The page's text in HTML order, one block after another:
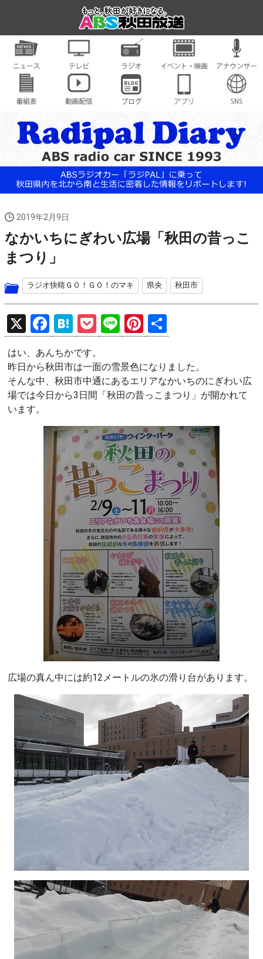
2019年2月9日
なかいちにぎわい広場「秋田の昔っこ
まつり」
ラジオ快晴ＧＯ！ＧＯ！のマキ 県央 秋田市
X
F
a
ce
b
o
k
H
at
e
n
a
P
o
ck
et
Li
n
e
Pi
nt
er
es
t
有
はい、あんちかです。
昨日から秋田市は一面の雪景色になりました。
そんな中、秋田市中通にあるエリアなかいちのにぎわい広
場では今日から3日間「秋田の昔っこまつり」が開かれて
います。
広場の真ん中には約12メートルの氷の滑り台があります。